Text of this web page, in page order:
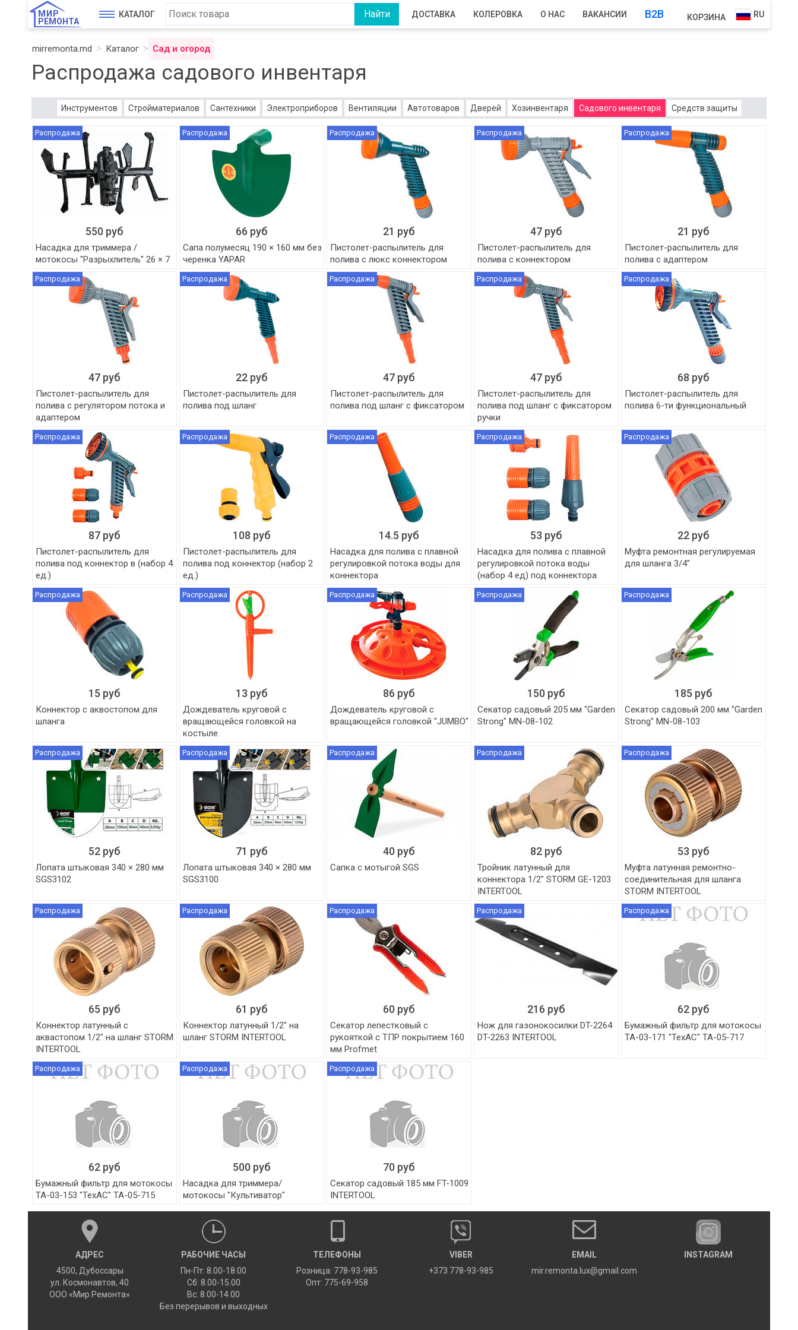
МИР
РЕМОНТА
КАТАЛОГ ДОСТАВКА КОЛЕРОВКА О НАС ВАКАНСИИ B2B КОРЗИНА RU
mirremonta.md Каталог Сад и огород
Распродажа садового инвентаря
Инструментов Стройматериалов Сантехники Электроприборов Вентиляции Автотоваров Дверей Хозинвентаря Садового инвентаря Средств защиты
Распродажа
550 руб
Насадка для триммера /
мотокосы "Разрыхлитель" 26 × 7
Распродажа
66 руб
Сапа полумесяц 190 × 160 мм без
черенка YAPAR
Распродажа
21 руб
Пистолет-распылитель для
полива с люкс коннектором
Распродажа
47 руб
Пистолет-распылитель для
полива с коннектором
Распродажа
21 руб
Пистолет-распылитель для
полива с адаптером
Распродажа
47 руб
Пистолет-распылитель для
полива с регулятором потока и
адаптером
Распродажа
22 руб
Пистолет-распылитель для
полива под шланг
Распродажа
47 руб
Пистолет-распылитель для
полива под шланг с фиксатором
Распродажа
47 руб
Пистолет-распылитель для
полива под шланг с фиксатором
ручки
Распродажа
68 руб
Пистолет-распылитель для
полива 6-ти функциональный
Распродажа
87 руб
Пистолет-распылитель для
полива под коннектор в (набор 4
ед.)
Распродажа
108 руб
Пистолет-распылитель для
полива под коннектор (набор 2
ед.)
Распродажа
14.5 руб
Насадка для полива с плавной
регулировкой потока воды для
коннектора
Распродажа
53 руб
Насадка для полива с плавной
регулировкой потока воды
(набор 4 ед) под коннектора
Распродажа
22 руб
Муфта ремонтная регулируемая
для шланга 3/4"
Распродажа
15 руб
Коннектор с аквостопом для
шланга
Распродажа
13 руб
Дождеватель круговой с
вращающейся головкой на
костыле
Распродажа
86 руб
Дождеватель круговой с
вращающейся головкой "JUMBO"
Распродажа
150 руб
Секатор садовый 205 мм "Garden
Strong" MN-08-102
Распродажа
185 руб
Секатор садовый 200 мм "Garden
Strong" MN-08-103
Распродажа
52 руб
Лопата штыковая 340 × 280 мм
SGS3102
Распродажа
71 руб
Лопата штыковая 340 × 280 мм
SGS3100
Распродажа
40 руб
Сапка с мотыгой SGS
Распродажа
82 руб
Тройник латунный для
коннектора 1/2" STORM GE-1203
INTERTOOL
Распродажа
53 руб
Муфта латунная ремонтно-
соединительная для шланга
STORM INTERTOOL
Распродажа
65 руб
Коннектор латунный с
аквастопом 1/2" на шланг STORM
INTERTOOL
Распродажа
61 руб
Коннектор латунный 1/2" на
шланг STORM INTERTOOL
Распродажа
60 руб
Секатор лепестковый с
рукояткой с ТПР покрытием 160
мм Profmet
Распродажа
216 руб
Нож для газонокосилки DT-2264
DT-2263 INTERTOOL
Распродажа
62 руб
Бумажный фильтр для мотокосы
ТА-03-171 "ТехАС" ТА-05-717
Распродажа
62 руб
Бумажный фильтр для мотокосы
ТА-03-153 "ТехАС" ТА-05-715
Распродажа
500 руб
Насадка для триммера/
мотокосы "Культиватор"
Распродажа
70 руб
Секатор садовый 185 мм FT-1009
INTERTOOL
АДРЕС
4500, Дубоссары
ул. Космонавтов, 40
ООО «Мир Ремонта»
РАБОЧИЕ ЧАСЫ
Пн-Пт: 8.00-18.00
Сб: 8.00-15.00
Вс: 8.00-14.00
Без перерывов и выходных
ТЕЛЕФОНЫ
Розница: 778-93-985
Опт: 775-69-958
VIBER
+373 778-93-985
EMAIL
mir.remonta.lux@gmail.com
INSTAGRAM